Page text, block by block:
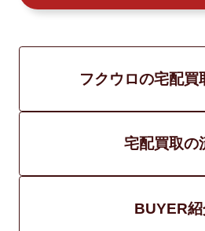
フクウロの宅配買
宅配買取の
BUYER